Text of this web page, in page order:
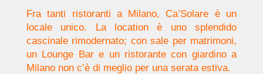
Fra tanti ristoranti a Milano, Ca’Solare è un
locale unico. La location è uno splendido
cascinale rimodernato; con sale per matrimoni,
un Lounge Bar e un ristorante con giardino a
Milano non c’è di meglio per una serata estiva.